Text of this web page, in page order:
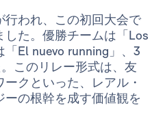
行われ、この初回大会で
した。優勝チームは「Los
El nuevo running」、3
このリレー形式は、友
クといった、レアル・
の根幹を成す価値観を